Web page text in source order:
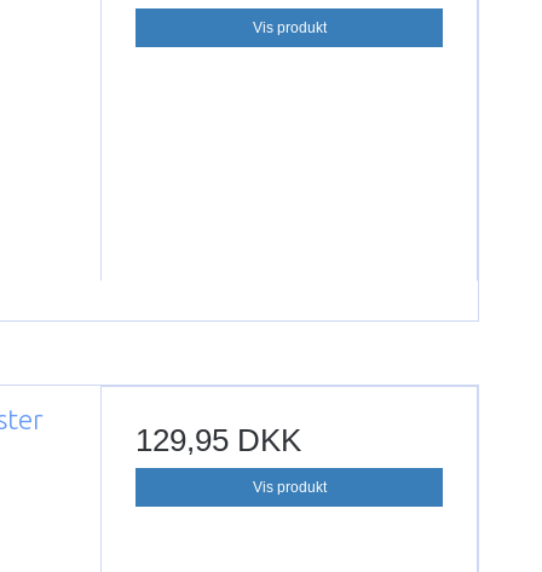
Vis produkt
129,95 DKK
Vis produkt